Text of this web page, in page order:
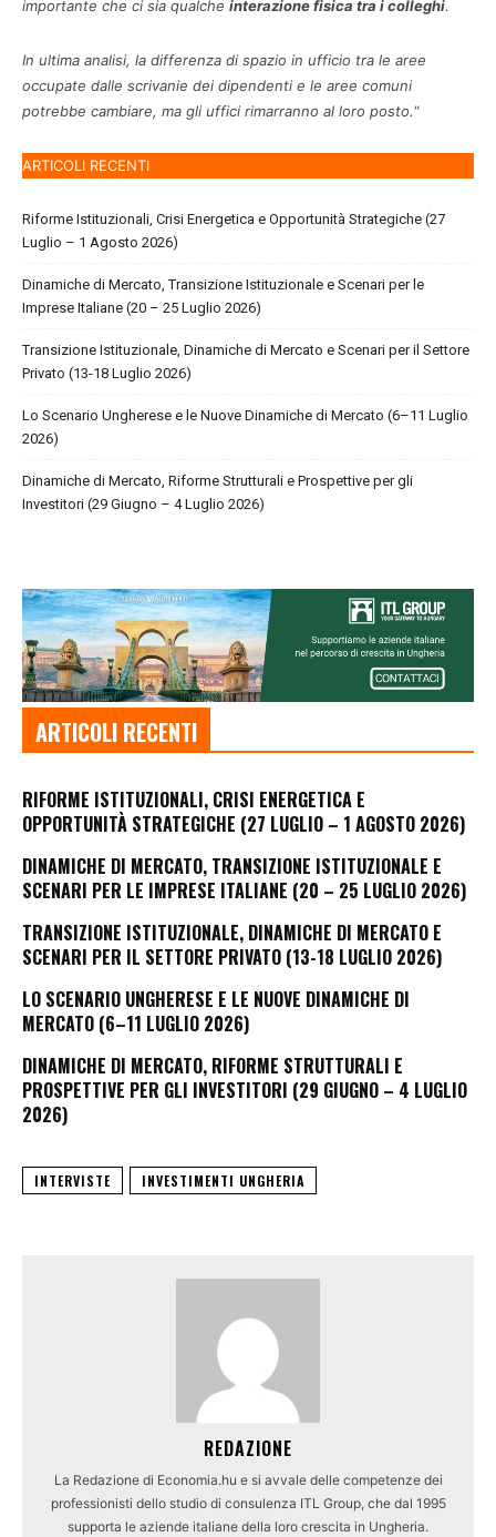
importante che ci sia qualche interazione fisica tra i colleghi.
In ultima analisi, la differenza di spazio in ufficio tra le aree
occupate dalle scrivanie dei dipendenti e le aree comuni
potrebbe cambiare, ma gli uffici rimarranno al loro posto.“
ARTICOLI RECENTI
Riforme Istituzionali, Crisi Energetica e Opportunità Strategiche (27
Luglio – 1 Agosto 2026)
Dinamiche di Mercato, Transizione Istituzionale e Scenari per le
Imprese Italiane (20 – 25 Luglio 2026)
Transizione Istituzionale, Dinamiche di Mercato e Scenari per il Settore
Privato (13-18 Luglio 2026)
Lo Scenario Ungherese e le Nuove Dinamiche di Mercato (6–11 Luglio
2026)
Dinamiche di Mercato, Riforme Strutturali e Prospettive per gli
Investitori (29 Giugno – 4 Luglio 2026)
ARTICOLI RECENTI
RIFORME ISTITUZIONALI, CRISI ENERGETICA E
OPPORTUNITÀ STRATEGICHE (27 LUGLIO – 1 AGOSTO 2026)
DINAMICHE DI MERCATO, TRANSIZIONE ISTITUZIONALE E
SCENARI PER LE IMPRESE ITALIANE (20 – 25 LUGLIO 2026)
TRANSIZIONE ISTITUZIONALE, DINAMICHE DI MERCATO E
SCENARI PER IL SETTORE PRIVATO (13-18 LUGLIO 2026)
LO SCENARIO UNGHERESE E LE NUOVE DINAMICHE DI
MERCATO (6–11 LUGLIO 2026)
DINAMICHE DI MERCATO, RIFORME STRUTTURALI E
PROSPETTIVE PER GLI INVESTITORI (29 GIUGNO – 4 LUGLIO
2026)
INTERVISTE INVESTIMENTI UNGHERIA
REDAZIONE
La Redazione di Economia.hu e si avvale delle competenze dei
professionisti dello studio di consulenza ITL Group, che dal 1995
supporta le aziende italiane della loro crescita in Ungheria.